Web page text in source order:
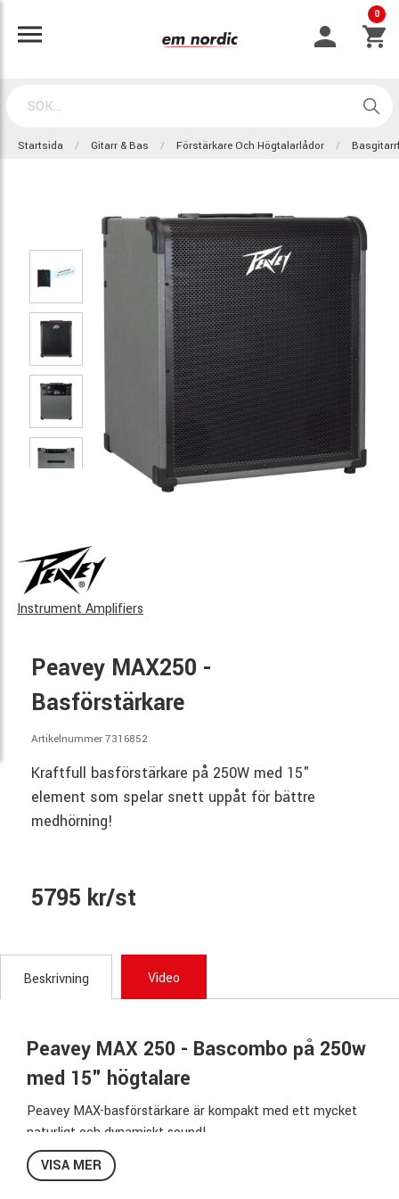
0
Startsida Gitarr & Bas Förstärkare Och Högtalarlådor
Instrument Amplifiers
Peavey MAX250 -
Basförstärkare
Artikelnummer 7316852
Kraftfull basförstärkare på 250W med 15"
element som spelar snett uppåt för bättre
medhörning!
5795 kr/st
Beskrivning Video
Peavey MAX 250 - Bascombo på 250w
med 15" högtalare
Peavey MAX-basförstärkare är kompakt med ett mycket
naturligt och dynamiskt sound!
Unikt för serien är att högtalarelementet sitter monterat i
en vinkel uppåt, detta för att du ska få en bättre
VISA MER